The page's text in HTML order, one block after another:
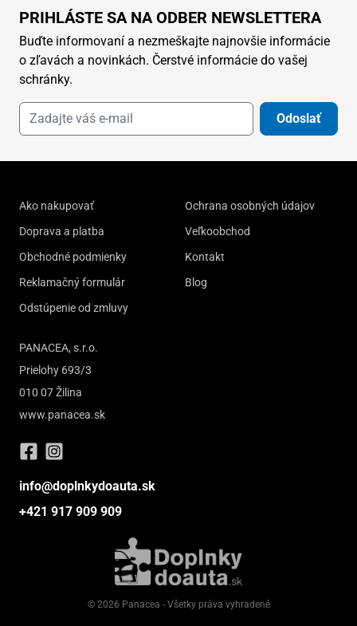
PRIHLÁSTE SA NA ODBER NEWSLETTERA
Buďte informovaní a nezmeškajte najnovšie informácie
o zľavách a novinkách. Čerstvé informácie do vašej
schránky.
Odoslať
Ako nakupovať
Doprava a platba
Obchodné podmienky
Reklamačný formulár
Odstúpenie od zmluvy
Ochrana osobných údajov
Veľkoobchod
Kontakt
Blog
PANACEA, s.r.o.
Prielohy 693/3
010 07 Žilina
www.panacea.sk
info@doplnkydoauta.sk
+421 917 909 909
© 2026 Panacea - Všetky práva vyhradené